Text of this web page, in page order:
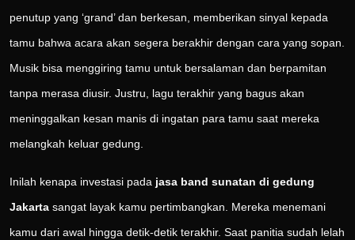
penutup yang ‘grand’ dan berkesan, memberikan sinyal kepada
tamu bahwa acara akan segera berakhir dengan cara yang sopan.
Musik bisa menggiring tamu untuk bersalaman dan berpamitan
tanpa merasa diusir. Justru, lagu terakhir yang bagus akan
meninggalkan kesan manis di ingatan para tamu saat mereka
melangkah keluar gedung.
Inilah kenapa investasi pada jasa band sunatan di gedung
Jakarta sangat layak kamu pertimbangkan. Mereka menemani
kamu dari awal hingga detik-detik terakhir. Saat panitia sudah lelah